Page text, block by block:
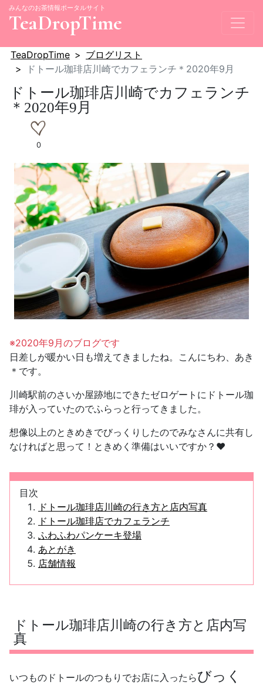
みんなのお茶情報ポータルサイト
TeaDropTime
TeaDropTime
ブログリスト
ドトール珈琲店川崎でカフェランチ＊2020年9月
ドトール珈琲店川崎でカフェランチ
＊2020年9月
0
※2020年9月のブログです
日差しが暖かい日も増えてきましたね。こんにちわ、あき
＊です。
川崎駅前のさいか屋跡地にできたゼロゲートにドトール珈
琲が入っていたのでふらっと行ってきました。
想像以上のときめきでびっくりしたのでみなさんに共有し
なければと思って！ときめく準備はいいですか？❤
目次
ドトール珈琲店川崎の行き方と店内写真
ドトール珈琲店でカフェランチ
ふわふわパンケーキ登場
あとがき
店舗情報
ドトール珈琲店川崎の行き方と店内写
真
いつものドトールのつもりでお店に入ったらびっく